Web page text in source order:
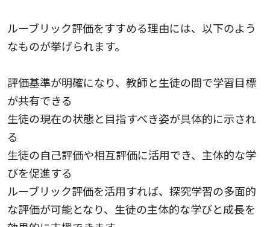
ルーブリック評価をすすめる理由には、以下のよう
なものが挙げられます。
評価基準が明確になり、教師と生徒の間で学習目標
が共有できる
生徒の現在の状態と目指すべき姿が具体的に示され
る
生徒の自己評価や相互評価に活用でき、主体的な学
びを促進する
ルーブリック評価を活用すれば、探究学習の多面的
な評価が可能となり、生徒の主体的な学びと成長を